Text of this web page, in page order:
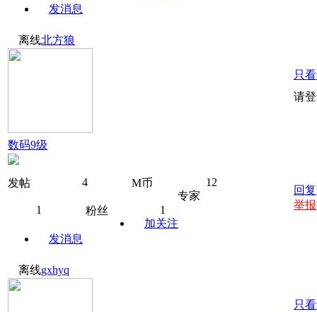
发消息
离线北方狼
数码9级
发帖 4 M币
12
专家
1
粉丝
1
加关注
发消息
只
请
回复
举报
离线gxhyq
只